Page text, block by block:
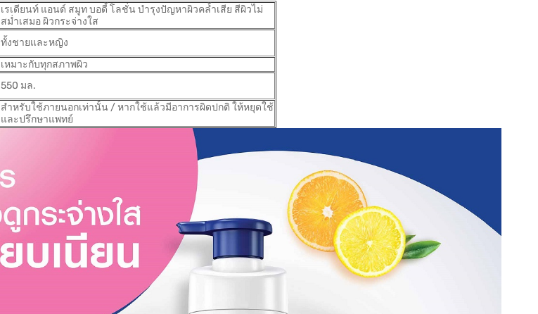
เรเดียนท์ แอนด์ สมูท บอดี้ โลชั่น บำรุงปัญหาผิวคล้ำเสีย สีผิวไม่
สม่ำเสมอ ผิวกระจ่างใส
ทั้งชายและหญิง
เหมาะกับทุกสภาพผิว
550 มล.
สำหรับใช้ภายนอกเท่านั้น / หากใช้แล้วมีอาการผิดปกติ ให้หยุดใช้
และปรึกษาแพทย์